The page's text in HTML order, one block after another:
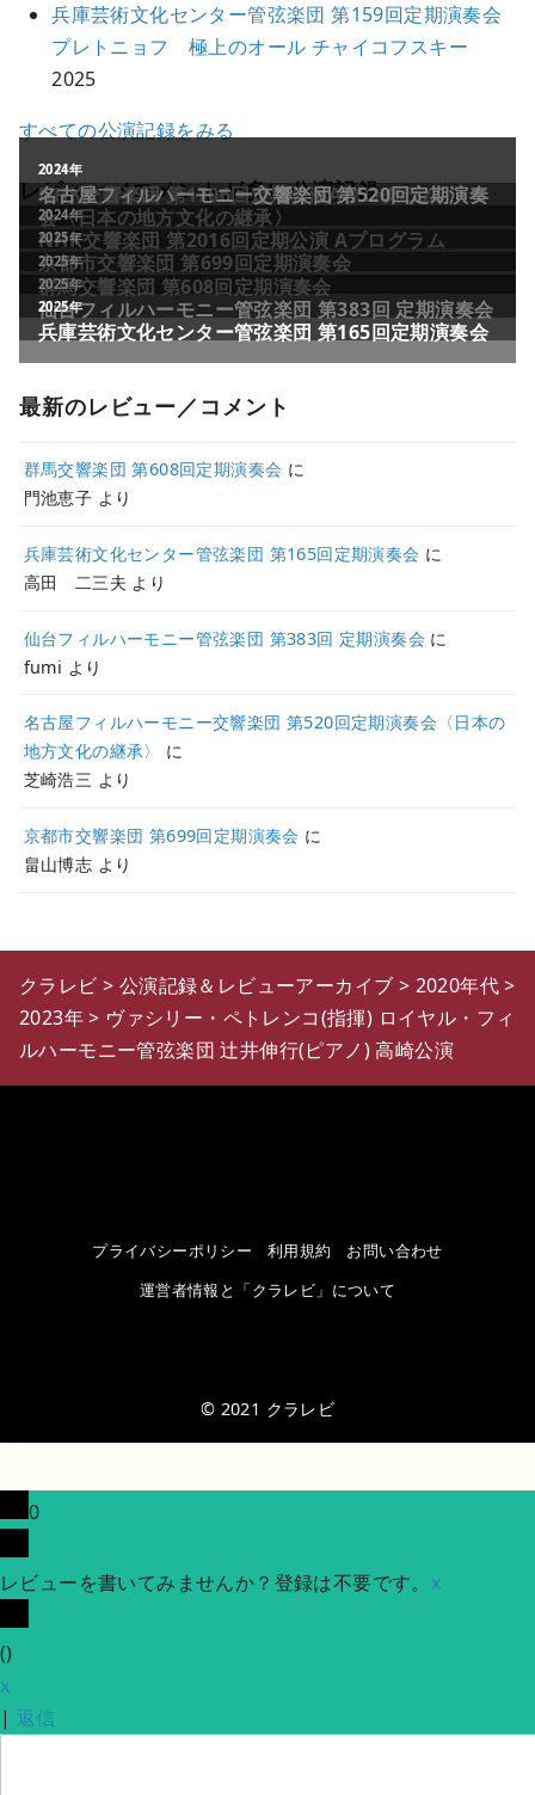
兵庫芸術文化センター管弦楽団 第159回定期演奏会
プレトニョフ 極上のオール チャイコフスキー
2025
すべての公演記録をみる
レビュー／コメントが多い公演記録
2011年
NHK交響楽団 第1706回定期公演Aプログラム
2024年
名古屋フィルハーモニー交響楽団 第520回定期演奏
会〈日本の地方文化の継承〉
2024年
NHK交響楽団 第2016回定期公演 Aプログラム
2025年
京都市交響楽団 第699回定期演奏会
2025年
群馬交響楽団 第608回定期演奏会
2025年
仙台フィルハーモニー管弦楽団 第383回 定期演奏会
2025年
兵庫芸術文化センター管弦楽団 第165回定期演奏会
最新のレビュー／コメント
群馬交響楽団 第608回定期演奏会 に
門池恵子 より
兵庫芸術文化センター管弦楽団 第165回定期演奏会 に
高田 二三夫 より
仙台フィルハーモニー管弦楽団 第383回 定期演奏会 に
fumi より
名古屋フィルハーモニー交響楽団 第520回定期演奏会〈日本の
地方文化の継承〉
に
芝崎浩三 より
京都市交響楽団 第699回定期演奏会 に
畠山博志 より
クラレビ > 公演記録＆レビューアーカイブ > 2020年代>
2023年> ヴァシリー・ペトレンコ(指揮) ロイヤル・フィ
ルハーモニー管弦楽団 辻井伸行(ピアノ) 高崎公演
プライバシーポリシー 利用規約
お問い合わせ
運営者情報と「クラレビ」について
© 2021 クラレビ
0
レビューを書いてみませんか？登録は不要です。 x
()
x
| 返信